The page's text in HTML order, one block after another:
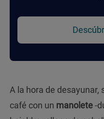
A la hora de desayunar,
café con un manolete-